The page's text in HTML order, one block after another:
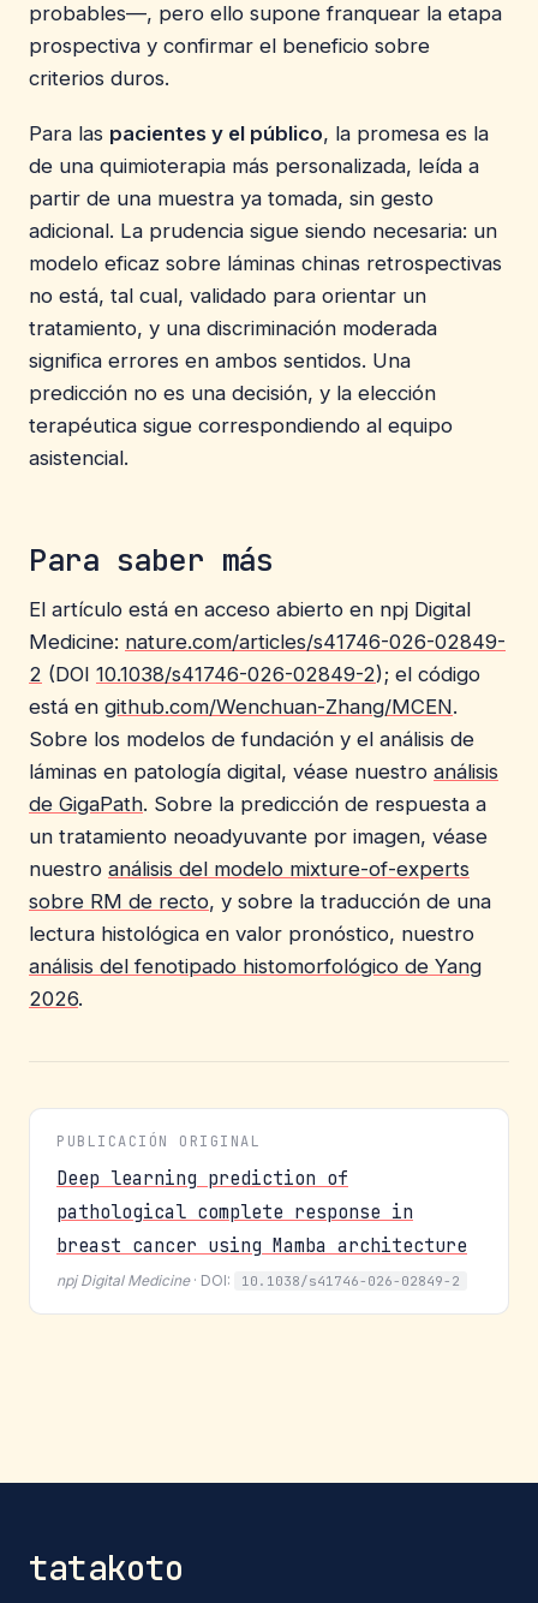
probables—, pero ello supone franquear la etapa
prospectiva y confirmar el beneficio sobre
criterios duros.
Para las pacientes y el público, la promesa es la
de una quimioterapia más personalizada, leída a
partir de una muestra ya tomada, sin gesto
adicional. La prudencia sigue siendo necesaria: un
modelo eficaz sobre láminas chinas retrospectivas
no está, tal cual, validado para orientar un
tratamiento, y una discriminación moderada
significa errores en ambos sentidos. Una
predicción no es una decisión, y la elección
terapéutica sigue correspondiendo al equipo
asistencial.
Para saber más
El artículo está en acceso abierto en npj Digital
Medicine: nature.com/articles/s41746-026-02849-
2 (DOI 10.1038/s41746-026-02849-2); el código
está en github.com/Wenchuan-Zhang/MCEN.
Sobre los modelos de fundación y el análisis de
láminas en patología digital, véase nuestro análisis
de GigaPath. Sobre la predicción de respuesta a
un tratamiento neoadyuvante por imagen, véase
nuestro análisis del modelo mixture-of-experts
sobre RM de recto, y sobre la traducción de una
lectura histológica en valor pronóstico, nuestro
análisis del fenotipado histomorfológico de Yang
2026.
PUBLICACIÓN ORIGINAL
Deep learning prediction of
pathological complete response in
breast cancer using Mamba architecture
npj Digital Medicine· DOI: 10.1038/s41746-026-02849-2
tatakoto